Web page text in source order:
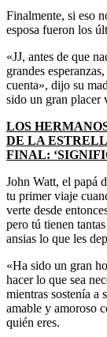
Finalmente, si eso
esposa fueron los
«JJ, antes de que
grandes
cuenta», dijo su
sido un gran placer
LOS
DE LA
FINAL:
John Watt, el papá
tu primer viaje
verte desde
pero tú tienen
ansias lo que les
«Ha sido un gran
hacer lo que sea
mientras sostenía a
amable y amoroso
quién eres.